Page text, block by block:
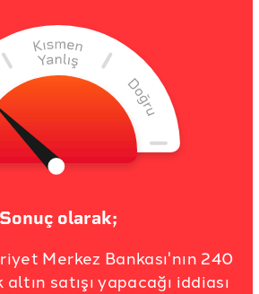
Sonuç olarak;
Merkez Bankası'nın 240
satışı yapacağı iddiası